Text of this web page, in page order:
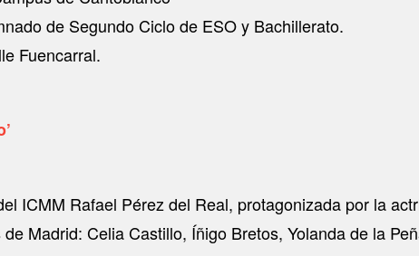
de Segundo Ciclo de ESO y Bachillerato.
Fuencarral.
ICMM Rafael Pérez del Real, protagonizada por la
Madrid: Celia Castillo, Íñigo Bretos, Yolanda de la